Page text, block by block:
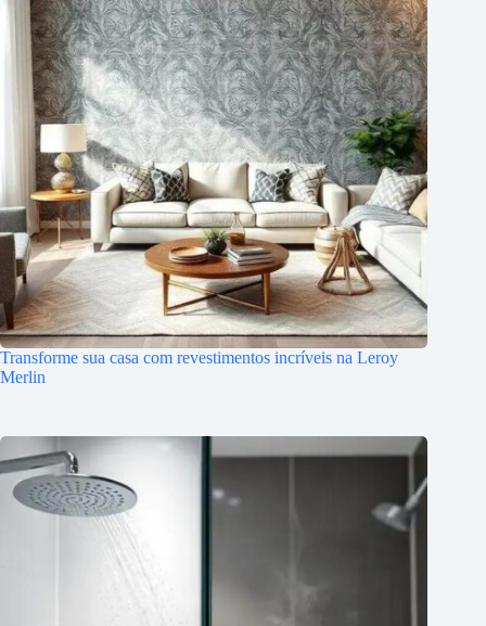
Transforme sua casa com revestimentos incríveis na Leroy
Merlin